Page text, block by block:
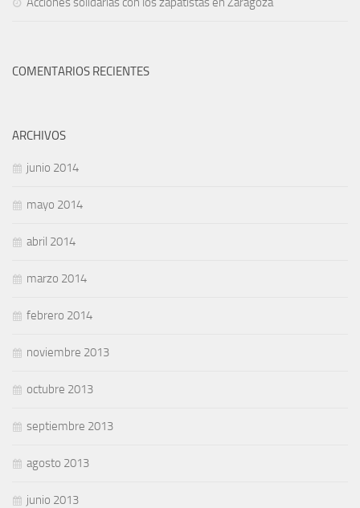
COMENTARIOS RECIENTES
ARCHIVOS
junio 2014
mayo 2014
abril 2014
marzo 2014
febrero 2014
noviembre 2013
octubre 2013
septiembre 2013
agosto 2013
junio 2013